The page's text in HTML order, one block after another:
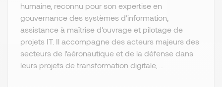
humaine, reconnu pour son expertise en
gouvernance des systèmes d'information,
assistance à maîtrise d'ouvrage et pilotage de
projets IT. Il accompagne des acteurs majeurs des
secteurs de l'aéronautique et de la défense dans
leurs projets de transformation digitale, ...